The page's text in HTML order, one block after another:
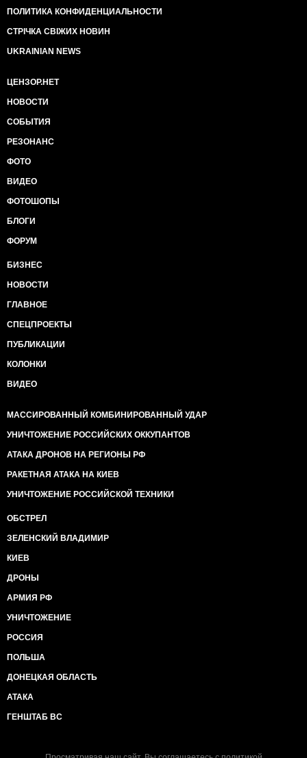
ПОЛИТИКА КОНФИДЕНЦИАЛЬНОСТИ
СТРІЧКА СВІЖИХ НОВИН
UKRAINIAN NEWS
ЦЕНЗОР.НЕТ
НОВОСТИ
СОБЫТИЯ
РЕЗОНАНС
ФОТО
ВИДЕО
ФОТОШОПЫ
БЛОГИ
ФОРУМ
БИЗНЕС
НОВОСТИ
ГЛАВНОЕ
СПЕЦПРОЕКТЫ
ПУБЛИКАЦИИ
КОЛОНКИ
ВИДЕО
МАССИРОВАННЫЙ КОМБИНИРОВАННЫЙ УДАР
УНИЧТОЖЕНИЕ РОССИЙСКИХ ОККУПАНТОВ
АТАКА ДРОНОВ НА РЕГИОНЫ РФ
РАКЕТНАЯ АТАКА НА КИЕВ
УНИЧТОЖЕНИЕ РОССИЙСКОЙ ТЕХНИКИ
ОБСТРЕЛ
ЗЕЛЕНСКИЙ ВЛАДИМИР
КИЕВ
ДРОНЫ
АРМИЯ РФ
УНИЧТОЖЕНИЕ
РОССИЯ
ПОЛЬША
ДОНЕЦКАЯ ОБЛАСТЬ
АТАКА
ГЕНШТАБ ВС